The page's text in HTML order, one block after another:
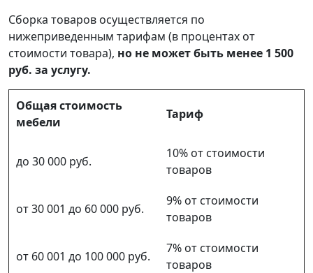
Сборка товаров осуществляется по
нижеприведенным тарифам (в процентах от
стоимости товара), но не может быть менее 1 500
руб. за услугу.
Общая стоимость
мебели
Тариф
до 30 000 руб.
10% от стоимости
товаров
от 30 001 до 60 000 руб.
9% от стоимости
товаров
от 60 001 до 100 000 руб.
7% от стоимости
товаров